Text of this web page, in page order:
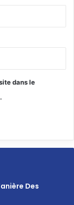
dans le
Des